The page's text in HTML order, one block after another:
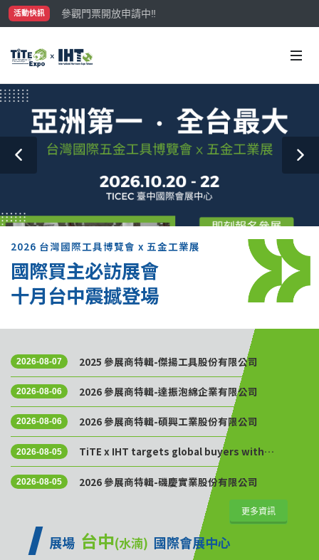
活動快訊
參觀門票開放申請中‼️
最大規模台灣五金展TiTE x IHT，2026/10/20-22與您在臺
2026 台灣國際工具博覽會 x 五金工業展
國際買主必訪展會
十月台中震撼登場
2026-08-07 2025 參展商特輯-傑揚工具股份有限公司
2026-08-06 2026 參展商特輯-達振泡綿企業有限公司
2026-08-06 2026 參展商特輯-碩興工業股份有限公司
2026-08-05
TiTE x IHT targets global buyers with
Golden Sourcing Week
2026-08-05 2026 參展商特輯-磯慶實業股份有限公司
更多資訊
展場 台中(水湳) 國際會展中心